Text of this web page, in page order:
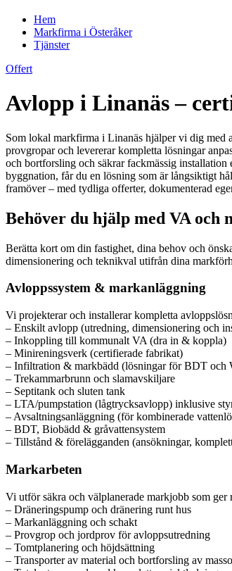
Hem
Markfirma i Österåker
Tjänster
Offert
Avlopp i Linanäs –
Som lokal markfirma i Linanäs hjälper vi dig med
provgropar och levererar kompletta lösningar
och bortforsling och säkrar fackmässig
byggnation, får du en lösning som är långsiktigt
framöver – med tydliga offerter, dokumenterad
Behöver du hjälp med VA
Berätta kort om din fastighet, dina behov och
dimensionering och teknikval utifrån dina
Avloppssystem & markanläggning
Vi projekterar och installerar kompletta
– Enskilt avlopp (utredning, dimensionering och
– Inkoppling till kommunalt VA (dra in & koppla)
– Minireningsverk (certifierade fabrikat)
– Infiltration & markbädd (lösningar för BDT och
– Trekammarbrunn och slamavskiljare
– Septitank och sluten tank
– LTA/pumpstation (lågtrycksavlopp) inklusive
– Avsaltningsanläggning (för kombinerade
– BDT, Biobädd & gråvattensystem
– Tillstånd & förelägganden (ansökningar,
Markarbeten
Vi utför säkra och välplanerade markjobb som
– Dräneringspump och dränering runt hus
– Markanläggning och schakt
– Provgrop och jordprov för avloppsutredning
– Tomtplanering och höjdsättning
– Transporter av material och bortforsling av